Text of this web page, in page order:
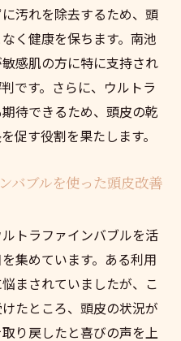
汚れを除去するため、頭
く健康を保ちます。南池
感肌の方に特に支持され
です。さらに、ウルトラ
待できるため、頭皮の乾
促す役割を果たします。
バブルを使った頭皮改善
トラファインバブルを活
集めています。ある利用
まされていましたが、こ
たところ、頭皮の状況が
り戻したと喜びの声を上